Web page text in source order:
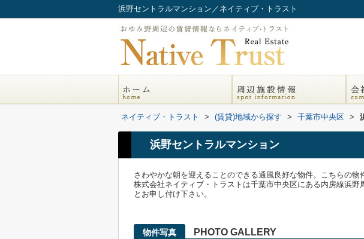
浜野セントラルマンション／ネイティブ・トラスト
ネイティブ・トラスト > (賃貸)地域から探す > 千葉市中央区 >
浜野セントラルマンション
さわやかな朝を迎えることのできる通風良好な物件。こちらの
株式会社ネイティブ・トラストは千葉市中央区にある内房線浜
とお申し付け下さい。
物件写真 PHOTO GALLERY